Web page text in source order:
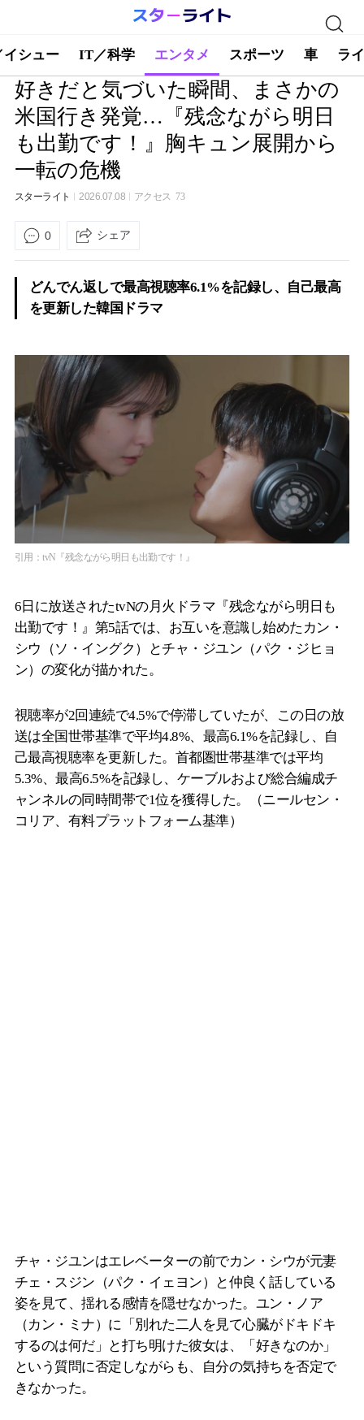
イシュー IT／科学 エンタメ スポーツ 車 ラ
好きだと気づいた瞬間、まさかの
米国行き発覚…『残念ながら明日
も出勤です！』胸キュン展開から
一転の危機
スターライト 2026.07.08 アクセス 73
0 シェア
どんでん返しで最高視聴率6.1%を記録し、自己最高
を更新した韓国ドラマ
引用：tvN『残念ながら明日も出勤です！』
6日に放送されたtvNの月火ドラマ『残念ながら明日も
出勤です！』第5話では、お互いを意識し始めたカン・
シウ（ソ・イングク）とチャ・ジユン（パク・ジヒョ
ン）の変化が描かれた。
視聴率が2回連続で4.5%で停滞していたが、この日の放
送は全国世帯基準で平均4.8%、最高6.1%を記録し、自
己最高視聴率を更新した。首都圏世帯基準では平均
5.3%、最高6.5%を記録し、ケーブルおよび総合編成チ
ャンネルの同時間帯で1位を獲得した。（ニールセン・
コリア、有料プラットフォーム基準）
チャ・ジユンはエレベーターの前でカン・シウが元妻
チェ・スジン（パク・イェヨン）と仲良く話している
姿を見て、揺れる感情を隠せなかった。ユン・ノア
（カン・ミナ）に「別れた二人を見て心臓がドキドキ
するのは何だ」と打ち明けた彼女は、「好きなのか」
という質問に否定しながらも、自分の気持ちを否定で
きなかった。